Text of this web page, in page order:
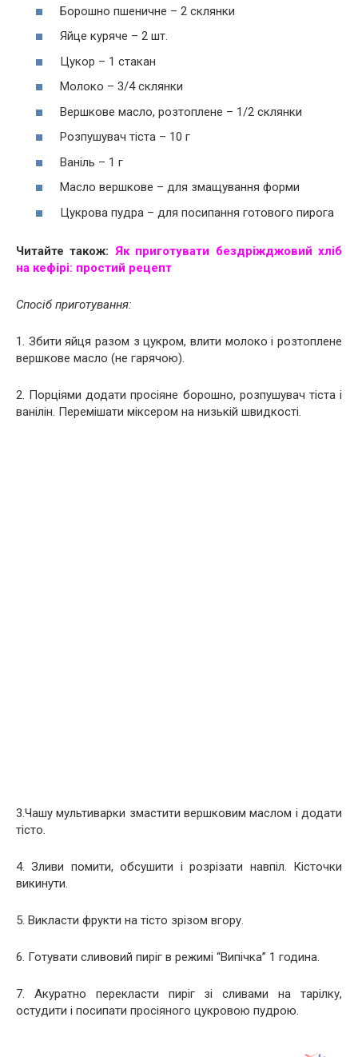
Борошно пшеничне – 2 склянки
Яйце куряче – 2 шт.
Цукор – 1 стакан
Молоко – 3/4 склянки
Вершкове масло, розтоплене – 1/2 склянки
Розпушувач тіста – 10 г
Ваніль – 1 г
Масло вершкове – для змащування форми
Цукрова пудра – для посипання готового пирога
Читайте також: Як приготувати бездріжджовий хліб
на кефірі: простий рецепт
Спосіб приготування:
1. Збити яйця разом з цукром, влити молоко і розтоплене
вершкове масло (не гарячою).
2. Порціями додати просіяне борошно, розпушувач тіста і
ванілін. Перемішати міксером на низькій швидкості.
3.Чашу мультиварки змастити вершковим маслом і додати
тісто.
4. Зливи помити, обсушити і розрізати навпіл. Кісточки
викинути.
5. Викласти фрукти на тісто зрізом вгору.
6. Готувати сливовий пиріг в режимі “Випічка” 1 година.
7. Акуратно перекласти пиріг зі сливами на тарілку,
остудити і посипати просіяного цукровою пудрою.